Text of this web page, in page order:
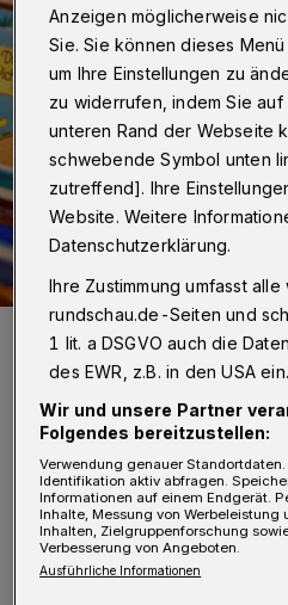
M it dem Angebot
die
gezieltes
Anzeigen möglicherweise
Sie. Sie können dieses
um Ihre Einstellungen zu
zu widerrufen, indem Sie auf
unteren Rand der Webseite
schwebende Symbol unten
zutreffend]. Ihre
Website. Weitere
Datenschutzerklärung.
Ihre Zustimmung umfasst
rundschau.de-Seiten und
1 lit. a DSGVO auch die
des EWR, z.B. in den USA ein.
Wir und unsere Partner
Folgendes bereitzustellen:
Verwendung genauer
Identifikation aktiv abfragen.
Informationen auf einem Endgerät.
Inhalte, Messung von Werbeleistung
Inhalten, Zielgruppenforschung
Verbesserung von Angeboten.
Ausführliche Informationen